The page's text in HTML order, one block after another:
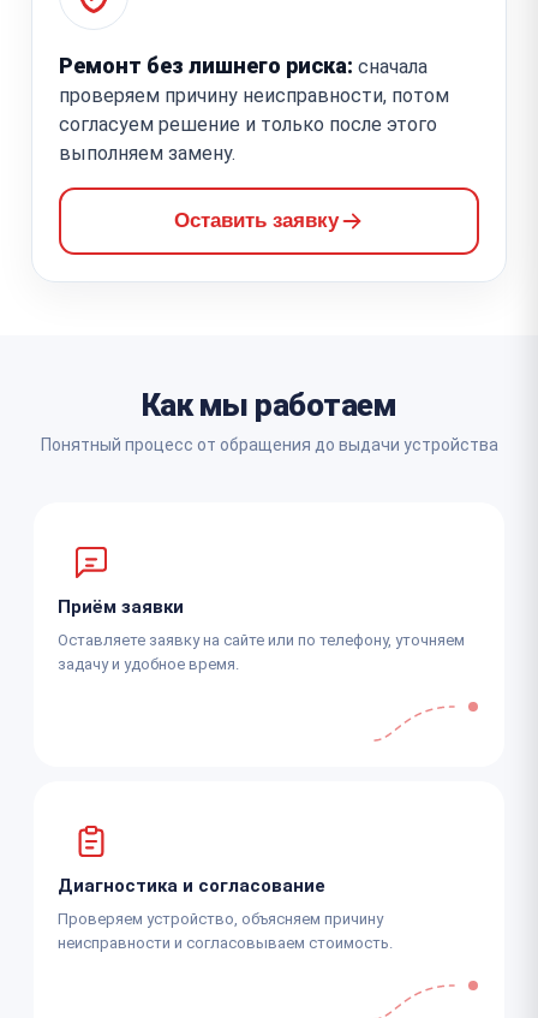
Ремонт без лишнего риска: сначала
проверяем причину неисправности, потом
согласуем решение и только после этого
выполняем замену.
Оставить заявку
Как мы работаем
Понятный процесс от обращения до выдачи устройства
Приём заявки
Оставляете заявку на сайте или по телефону, уточняем
задачу и удобное время.
Диагностика и согласование
Проверяем устройство, объясняем причину
неисправности и согласовываем стоимость.